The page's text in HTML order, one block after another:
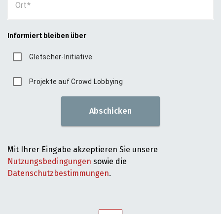
Ort
Informiert bleiben über
Gletscher-Initiative
Projekte auf Crowd Lobbying
Abschicken
Mit Ihrer Eingabe akzeptieren Sie unsere
Nutzungsbedingungen sowie die
Datenschutzbestimmungen.